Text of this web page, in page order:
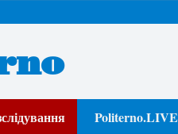
Politerno.LIVE